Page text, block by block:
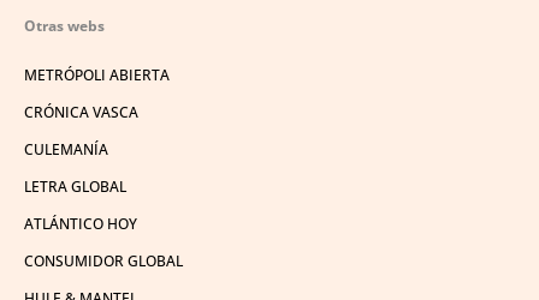
Otras webs
METRÓPOLI ABIERTA
CRÓNICA VASCA
CULEMANÍA
LETRA GLOBAL
ATLÁNTICO HOY
CONSUMIDOR GLOBAL